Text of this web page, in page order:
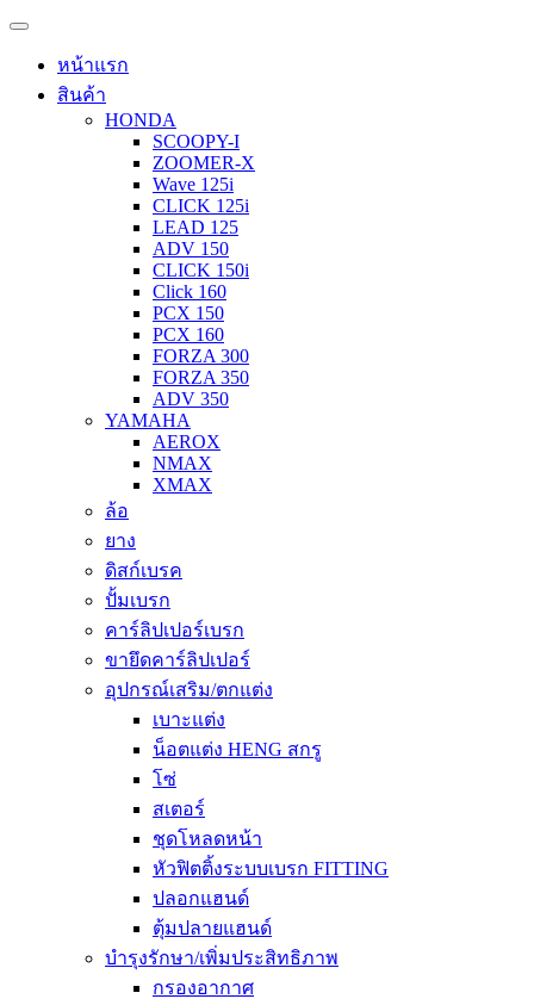
หน้าแรก
สินค้า
HONDA
SCOOPY-I
ZOOMER-X
Wave 125i
CLICK 125i
LEAD 125
ADV 150
CLICK 150i
Click 160
PCX 150
PCX 160
FORZA 300
FORZA 350
ADV 350
YAMAHA
AEROX
NMAX
XMAX
ล้อ
ยาง
ดิสก์เบรค
ปั้มเบรก
คาร์ลิปเปอร์เบรก
ขายึดคาร์ลิปเปอร์
อุปกรณ์เสริม/ตกแต่ง
เบาะแต่ง
น็อตแต่ง HENG สกรู
โซ่
สเตอร์
ชุดโหลดหน้า
หัวฟิตติ้งระบบเบรก FITTING
ปลอกแฮนด์
ตุ้มปลายแฮนด์
บำรุงรักษา/เพิ่มประสิทธิภาพ
กรองอากาศ